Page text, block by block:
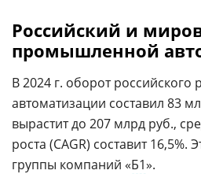
Российский и
промышленной
В 2024 г. оборот
автоматизации составил 83
вырастит до 207 млрд руб.,
роста (CAGR) составит 16,5%.
группы компаний «Б1».